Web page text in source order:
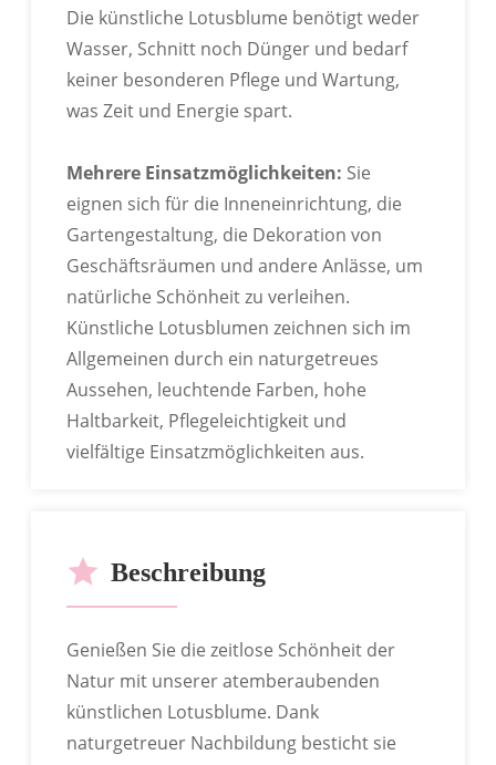
Die künstliche Lotusblume benötigt weder
Wasser, Schnitt noch Dünger und bedarf
keiner besonderen Pflege und Wartung,
was Zeit und Energie spart.
Mehrere Einsatzmöglichkeiten: Sie
eignen sich für die Inneneinrichtung, die
Gartengestaltung, die Dekoration von
Geschäftsräumen und andere Anlässe, um
natürliche Schönheit zu verleihen.
Künstliche Lotusblumen zeichnen sich im
Allgemeinen durch ein naturgetreues
Aussehen, leuchtende Farben, hohe
Haltbarkeit, Pflegeleichtigkeit und
vielfältige Einsatzmöglichkeiten aus.
Beschreibung
Genießen Sie die zeitlose Schönheit der
Natur mit unserer atemberaubenden
künstlichen Lotusblume. Dank
naturgetreuer Nachbildung besticht sie
RoHS-Zertifizierung Bestanden
BSCI-Zertifizierung Bestanden